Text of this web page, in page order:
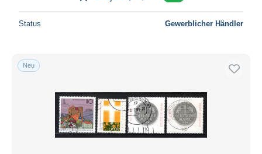
Status Gewerblicher Händler
Neu